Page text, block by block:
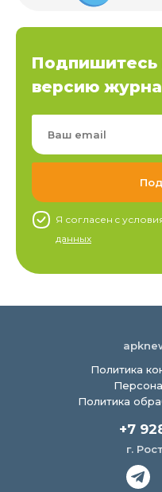
Подпишитесь
версию
Я согласен c
данных
Политика
Политика
+7
г.